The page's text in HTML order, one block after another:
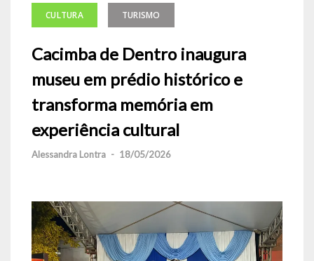
CULTURA TURISMO
Cacimba de Dentro inaugura
museu em prédio histórico e
transforma memória em
experiência cultural
Alessandra Lontra - 18/05/2026